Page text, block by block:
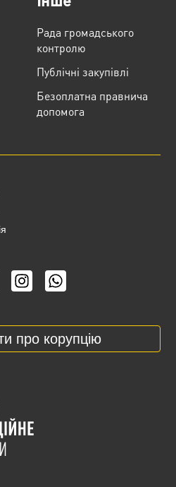
Рада громадського
контролю
Публічні закупівлі
Безоплатна правнича
допомога
про корупцію